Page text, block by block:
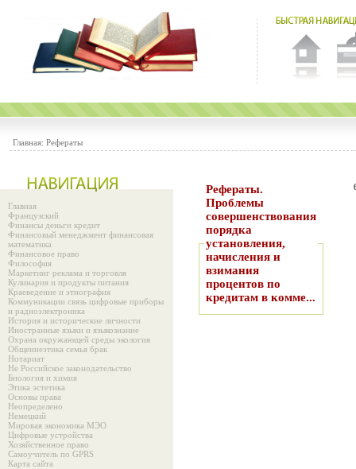
Главная: Рефераты
Главная
Французский
Финансы деньги кредит
Финансовый менеджмент финансовая
математика
Финансовое право
Философия
Маркетинг реклама и торговля
Кулинария и продукты питания
Краеведение и этнография
Коммуникации связь цифровые приборы
и радиоэлектроника
История и исторические личности
Иностранные языки и языкознание
Охрана окружающей среды экология
Общениеэтика семья брак
Нотариат
Не Российское законодательство
Биология и химия
Этика эстетика
Основы права
Неопределено
Немецкий
Мировая экономика МЭО
Цифровые устройства
Хозяйственное право
Самоучитель по GPRS
Карта сайта
Рефераты.
Проблемы
совершенствования
порядка
установления,
начисления и
взимания
процентов по
кредитам в комме...